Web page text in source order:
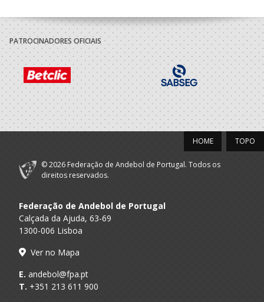
PATROCINADORES OFICIAIS
TOPO
HOME
© 2026 Federação de Andebol de Portugal. Todos os
direitos reservados.
Federação de Andebol de Portugal
Calçada da Ajuda, 63-69
1300-006 Lisboa
Ver no Mapa
E. andebol@fpa.pt
T. +351 213 611 900